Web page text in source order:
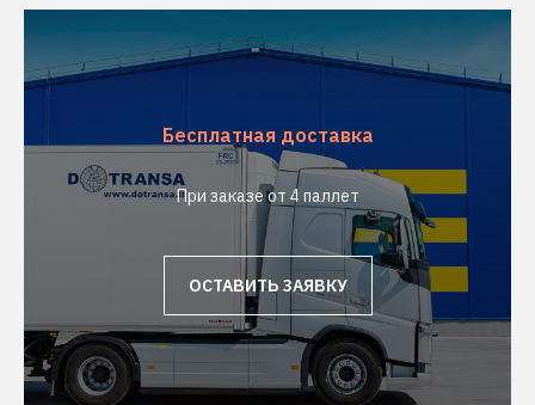
Бесплатная доставка
При заказе от 4 паллет
ОСТАВИТЬ ЗАЯВКУ